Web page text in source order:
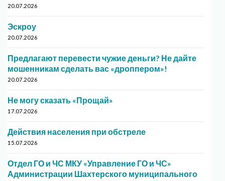
20.07.2026
Эскроу
20.07.2026
Предлагают перевести чужие деньги? Не дайте
мошенникам сделать вас «дроппером»!
20.07.2026
Не могу сказать «Прощай»
17.07.2026
Действия населения при обстреле
15.07.2026
Отдел ГО и ЧС МКУ «Управление ГО и ЧС»
Администрации Шахтерского муниципального